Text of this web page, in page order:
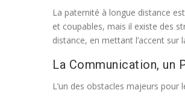
La paternité à longue distance
et coupables, mais il existe des
distance, en mettant l’accent sur
La Communication, un
L’un des obstacles majeurs